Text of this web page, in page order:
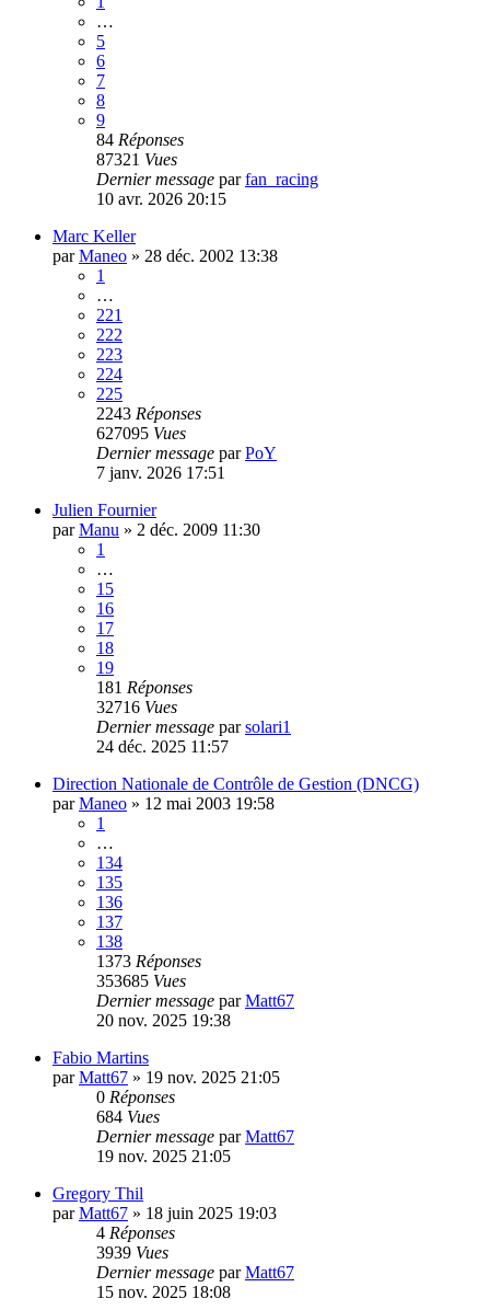
…
5
6
7
8
9
84 Réponses
87321 Vues
Dernier message parfan_racing
10 avr. 2026 20:15
Marc Keller
parManeo » 28 déc. 2002 13:38
1
…
221
222
223
224
225
2243 Réponses
627095 Vues
Dernier message parPoY
7 janv. 2026 17:51
Julien Fournier
parManu » 2 déc. 2009 11:30
1
…
15
16
17
18
19
181 Réponses
32716 Vues
Dernier message parsolari1
24 déc. 2025 11:57
Direction Nationale de Contrôle de Gestion (DNCG)
parManeo » 12 mai 2003 19:58
1
…
134
135
136
137
138
1373 Réponses
353685 Vues
Dernier message parMatt67
20 nov. 2025 19:38
Fabio Martins
parMatt67 » 19 nov. 2025 21:05
0 Réponses
684 Vues
Dernier message parMatt67
19 nov. 2025 21:05
Gregory Thil
parMatt67 » 18 juin 2025 19:03
4 Réponses
3939 Vues
Dernier message parMatt67
15 nov. 2025 18:08